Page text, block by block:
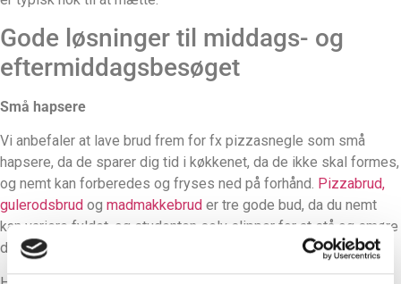
Gode løsninger til middags- og
eftermiddagsbesøget
Små hapsere
Vi anbefaler at lave brud frem for fx pizzasnegle som små
hapsere, da de sparer dig tid i køkkenet, da de ikke skal formes,
og nemt kan forberedes og fryses ned på forhånd. Pizzabrud,
gulerodsbrud og madmakkebrud er tre gode bud, da du nemt
kan variere fyldet, og studenten selv slipper for at stå og smøre
dem.